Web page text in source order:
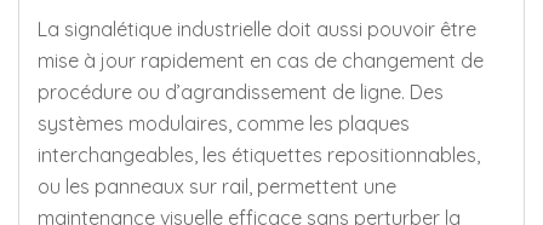
La signalétique industrielle doit aussi pouvoir être
mise à jour rapidement en cas de changement de
procédure ou d’agrandissement de ligne. Des
systèmes modulaires, comme les plaques
interchangeables, les étiquettes repositionnables,
ou les panneaux sur rail, permettent une
maintenance visuelle efficace sans perturber la